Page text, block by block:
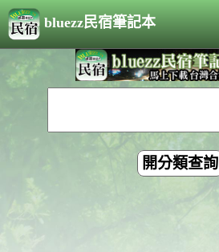
bluezz民宿筆記本
開分類查詢